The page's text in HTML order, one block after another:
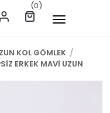
(0)
KOL GÖMLEK /
ERKEK MAVİ UZUN